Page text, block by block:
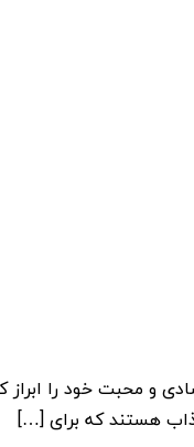
محبت خود را ابراز
هستند که برای […]